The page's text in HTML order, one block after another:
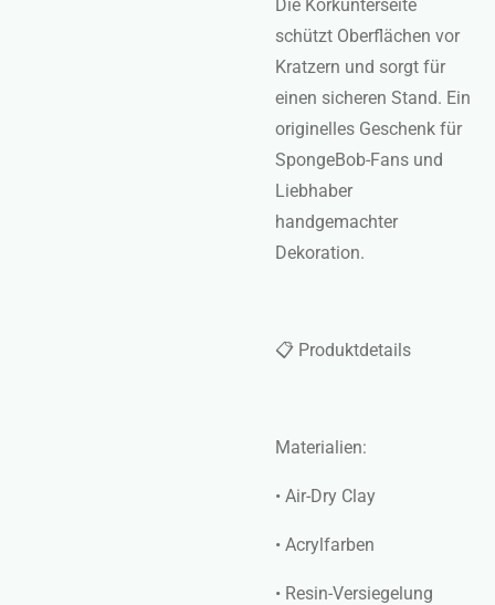
Die Korkunterseite
schützt Oberflächen vor
Kratzern und sorgt für
einen sicheren Stand. Ein
originelles Geschenk für
SpongeBob-Fans und
Liebhaber
handgemachter
Dekoration.
📋 Produktdetails
Materialien:
• Air-Dry Clay
• Acrylfarben
• Resin-Versiegelung